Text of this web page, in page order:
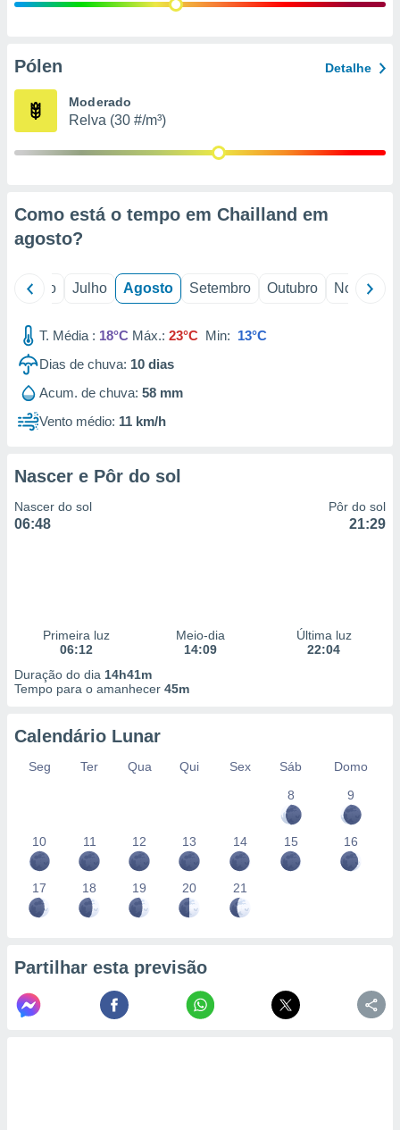
e
de
Pólen Detalhe
Moderado
Relva (30 #/m³)
Como está o tempo em Chailland em
agosto?
Junho Julho Agosto Setembro Outubro Novembro
T. Média : 18°C Máx.: 23°C Min: 13°C
Dias de chuva: 10 dias
Acum. de chuva: 58 mm
Vento médio: 11 km/h
Nascer e Pôr do sol
Nascer do sol
06:48
Pôr do sol
21:29
Primeira luz
06:12
Meio-dia
14:09
Última luz
22:04
Duração do dia 14h41m
Tempo para o amanhecer 45m
Calendário Lunar
Seg Ter Qua Qui Sex Sáb
Domo
8
9
10 11 12 13 14 15 16
17 18 19 20 21
Partilhar esta previsão